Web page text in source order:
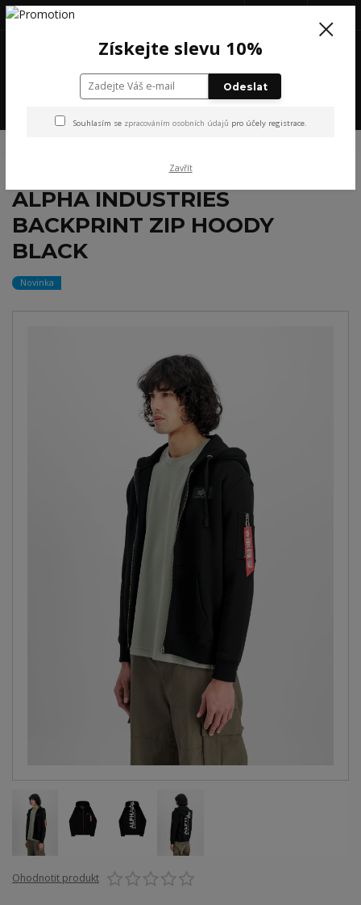
+420 777 199 652
ALPHA INDUSTRIES
BACKPRINT ZIP HOODY
BLACK
Novinka
Ohodnotit produkt
Získejte slevu 10%
Odeslat
Souhlasím se zpracováním osobních údajů pro účely registrace.
Zavřít